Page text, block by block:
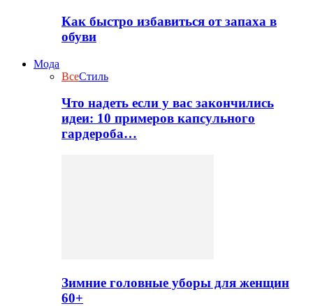
Как быстро избавиться от запаха в
обуви
Мода
ВсеСтиль
Что надеть если у вас закончились
идеи: 10 примеров капсульного
гардероба…
Зимние головные уборы для женщин
60+